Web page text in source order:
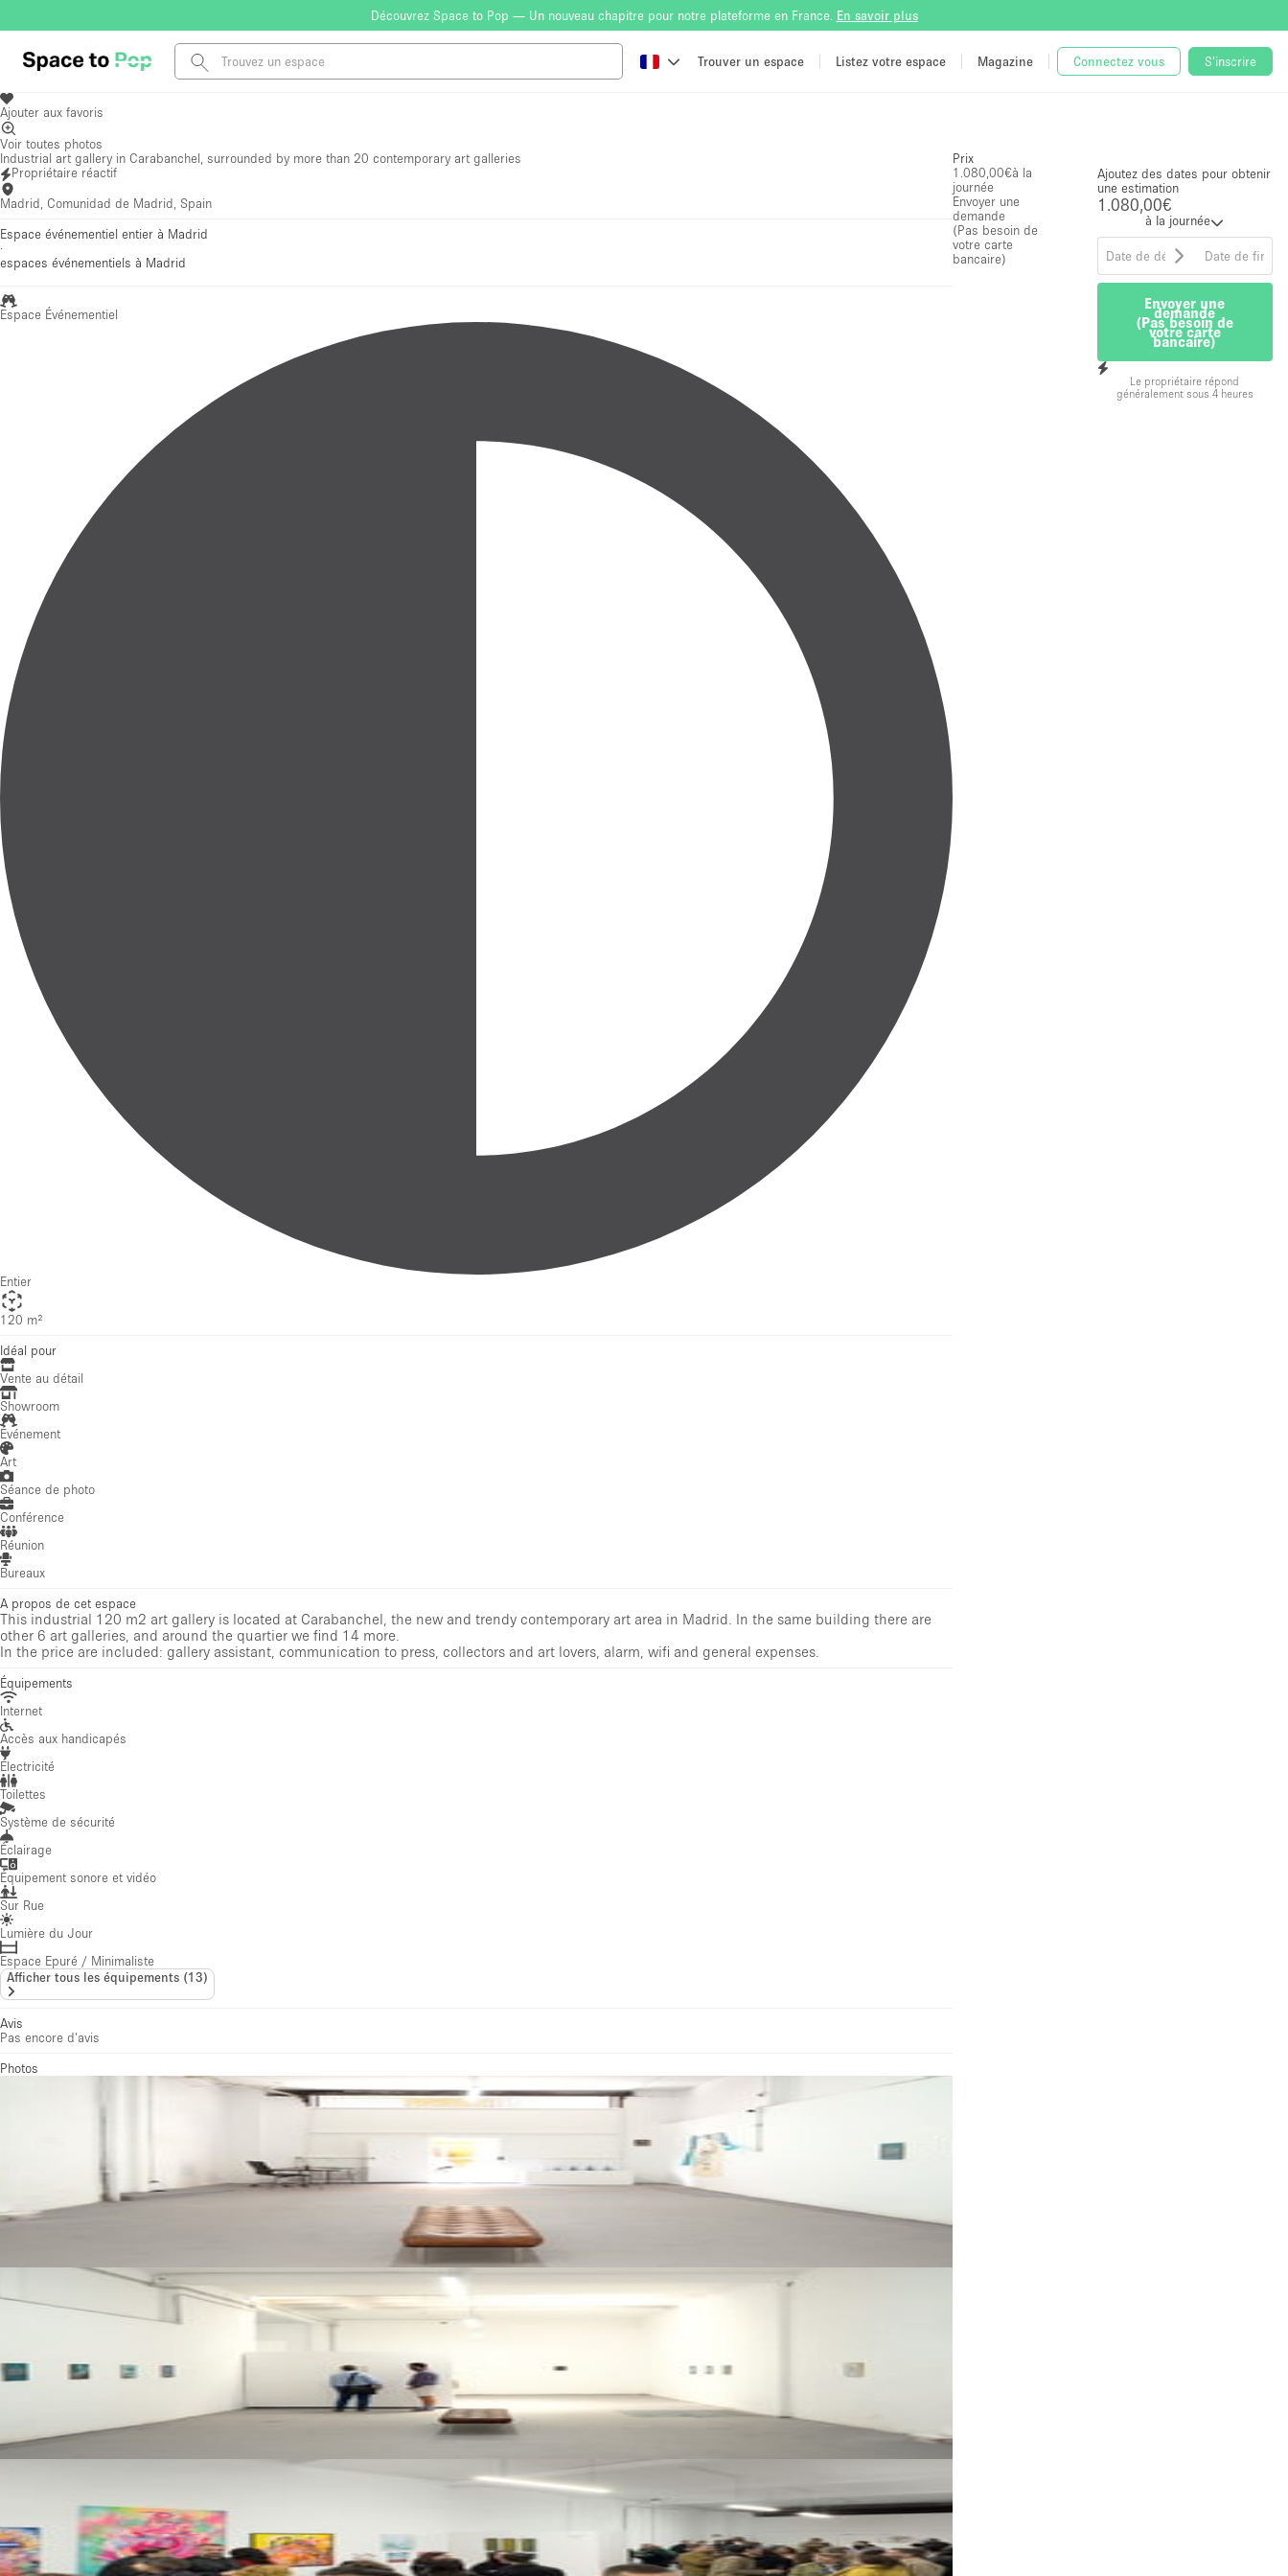
Découvrez Space to Pop — Un nouveau chapitre pour notre plateforme en France. En savoir plus
Trouver un espace Listez votre espace Magazine Connectez vous S'inscrire
Ajouter aux favoris
Voir toutes photos
Ajoutez des dates pour obtenir
une estimation
1.080,00€
à la journée
Envoyer une
demande
(Pas besoin de
votre carte
bancaire)
Le propriétaire répond
généralement sous 4 heures
Prix
1.080,00€à la
journée
Envoyer une
demande
(Pas besoin de
votre carte
bancaire)
Industrial art gallery in Carabanchel, surrounded by more than 20 contemporary art galleries
Propriétaire réactif
Madrid, Comunidad de Madrid, Spain
Espace événementiel entier à Madrid
·
espaces événementiels à Madrid
Espace Événementiel
Entier
120 m²
Idéal pour
Vente au détail
Showroom
Événement
Art
Séance de photo
Conférence
Réunion
Bureaux
A propos de cet espace
This industrial 120 m2 art gallery is located at Carabanchel, the new and trendy contemporary art area in Madrid. In the same building there are
other 6 art galleries, and around the quartier we find 14 more.
In the price are included: gallery assistant, communication to press, collectors and art lovers, alarm, wifi and general expenses.
Équipements
Internet
Accès aux handicapés
Électricité
Toilettes
Système de sécurité
Éclairage
Équipement sonore et vidéo
Sur Rue
Lumière du Jour
Espace Epuré / Minimaliste
Afficher tous les équipements (13)
Avis
Pas encore d'avis
Photos